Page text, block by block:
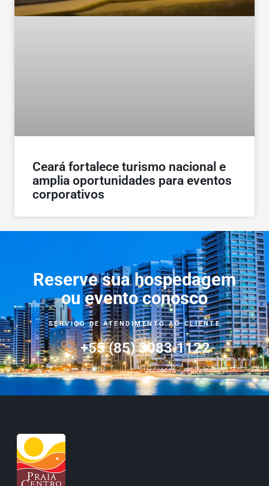
Ceará fortalece turismo nacional e
amplia oportunidades para eventos
corporativos
Reserve sua hospedagem
ou evento conosco
SERVIÇO DE ATENDIMENTO AO CLIENTE
+55 (85) 3083.1122